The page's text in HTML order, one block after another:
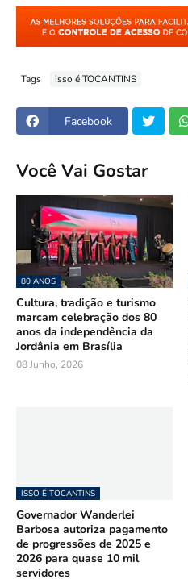
Tags isso é TOCANTINS
Facebook
Você Vai Gostar
80 ANOS
Cultura, tradição e turismo
marcam celebração dos 80
anos da independência da
Jordânia em Brasília
08 Junho, 2026
ISSO É TOCANTINS
Governador Wanderlei
Barbosa autoriza pagamento
de progressões de 2025 e
2026 para quase 10 mil
servidores